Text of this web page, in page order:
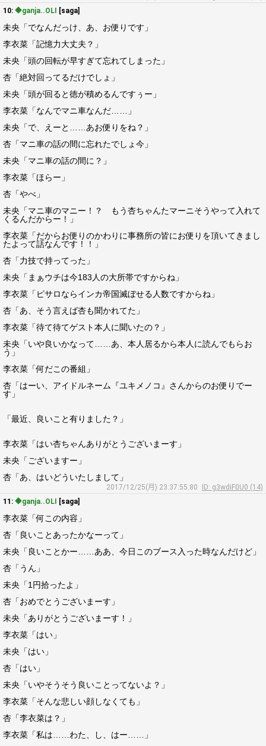
10: ◆ganja..OLI [saga]
未央「でなんだっけ、あ、お便りです」
李衣菜「記憶力大丈夫？」
未央「頭の回転が早すぎて忘れてしまった」
杏「絶対回ってるだけでしょ」
未央「頭が回ると徳が積めるんですぅー」
李衣菜「なんでマニ車なんだ……」
未央「で、えーと……あお便りをね？」
杏「マニ車の話の間に忘れたでしょ今」
未央「マニ車の話の間に？」
李衣菜「ほらー」
杏「やべ」
未央「マニ車のマニー！？ もう杏ちゃんたマーニそうやって入れて
くるんだからー！」
李衣菜「だからお便りのかわりに事務所の皆にお便りを頂いてきまし
たよって話なんです！！」
杏「力技で持ってった」
未央「まぁウチは今183人の大所帯ですからね」
李衣菜「ピサロならインカ帝国滅ぼせる人数ですからね」
杏「あ、そう言えば杏も聞かれてた」
李衣菜「待て待てゲスト本人に聞いたの？」
未央「いや良いかなって……あ、本人居るから本人に読んでもらお
う」
李衣菜「何だこの番組」
杏「はーい、アイドルネーム『ユキメノコ』さんからのお便りでー
す」
「最近、良いこと有りました？」
李衣菜「はい杏ちゃんありがとうございまーす」
未央「ございますー」
杏「あ、はいどういたしまして」
2017/12/25(月) 23:37:55.80
ID: g3wdiF0U0 (14)
11: ◆ganja..OLI [saga]
李衣菜「何この内容」
杏「良いことあったかなーって」
未央「良いことかー……ああ、今日このブース入った時なんだけど」
杏「うん」
未央「1円拾ったよ」
杏「おめでとうございまーす」
未央「ありがとうございまーす！」
李衣菜「はい」
未央「はい」
杏「はい」
未央「いやそうそう良いことってないよ？」
李衣菜「そんな悲しい顔しなくても」
杏「李衣菜は？」
李衣菜「私は……わた、し、はー……」